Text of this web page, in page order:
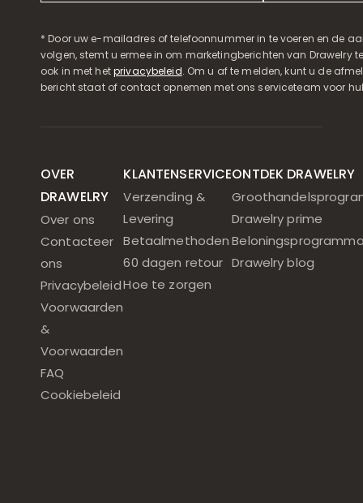
* Door uw e-mailadres of telefoonnummer in te voeren en de
volgen, stemt u ermee in om marketingberichten van Drawelry
ook in met hetprivacybeleid. Om u af te melden, kunt u de
bericht staat of contact opnemen met ons serviceteam voor
OVER
DRAWELRY
Over ons
Contacteer
ons
Privacybeleid
Voorwaarden
&
Voorwaarden
FAQ
Cookiebeleid
KLANTENSERVICE
Verzending &
Levering
Betaalmethoden
60 dagen retour
Hoe te zorgen
ONTDEK DRAWELRY
Drawelry prime
Drawelry blog